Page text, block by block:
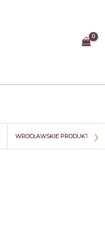
WROCŁAWSKIE PRODUKTY ›